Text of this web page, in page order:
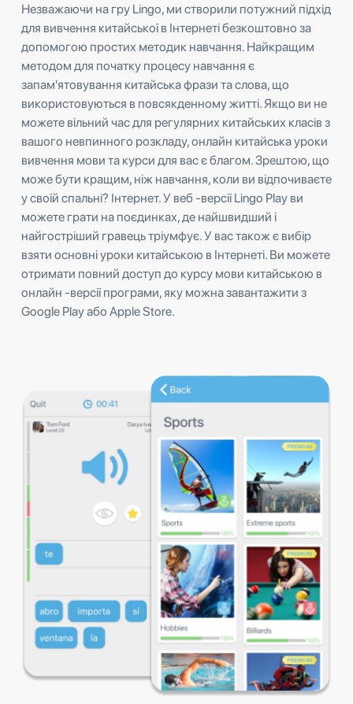
Незважаючи на гру Lingo, ми створили потужний підхід
для вивчення китайської в Інтернеті безкоштовно за
допомогою простих методик навчання. Найкращим
методом для початку процесу навчання є
запам'ятовування китайська фрази та слова, що
використовуються в повсякденному житті. Якщо ви не
можете вільний час для регулярних китайських класів з
вашого невпинного розкладу, онлайн китайська уроки
вивчення мови та курси для вас є благом. Зрештою, що
може бути кращим, ніж навчання, коли ви відпочиваєте
у своїй спальні? Інтернет. У веб -версії Lingo Play ви
можете грати на поєдинках, де найшвидший і
найгостріший гравець тріумфує. У вас також є вибір
взяти основні уроки китайською в Інтернеті. Ви можете
отримати повний доступ до курсу мови китайською в
онлайн -версії програми, яку можна завантажити з
Google Play або Apple Store.